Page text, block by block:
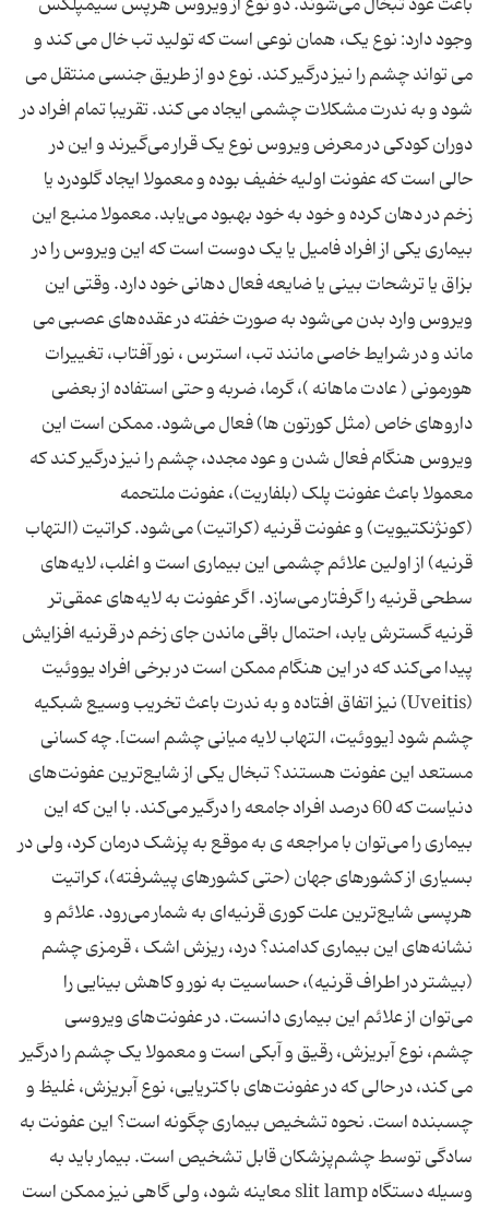
وجود دارد: نوع یک، همان نوعی است که تولید تب خال می کند و
می تواند چشم را نیز درگیر کند. نوع دو از طریق جنسی منتقل می
شود و به ندرت مشکلات چشمی ایجاد می کند. تقریبا تمام افراد در
دوران کودکی در معرض ویروس نوع یک قرار می‌گیرند و این در
حالی است که عفونت اولیه خفیف بوده و معمولا ایجاد گلودرد یا
زخم در دهان کرده و خود به خود بهبود می‌یابد. معمولا منبع این
بیماری یکی از افراد فامیل یا یک دوست است که این ویروس را در
بزاق یا ترشحات بینی یا ضایعه فعال دهانی خود دارد. وقتی این
ویروس وارد بدن می‌شود به صورت خفته در عقده‌های عصبی می
ماند و در شرایط خاصی مانند تب، استرس ، نور آفتاب، تغییرات
هورمونی ( عادت ماهانه )، گرما، ضربه و حتی استفاده از بعضی
داروهای خاص (مثل کورتون ‌ها) فعال می‌شود. ممکن است این
ویروس هنگام فعال شدن و عود مجدد، چشم را نیز درگیر کند که
معمولا باعث عفونت پلک (بلفاریت)، عفونت ملتحمه
(کونژنکتیویت) و عفونت قرنیه (کراتیت) می‌شود. کراتیت (التهاب
قرنیه) از اولین علائم چشمی این بیماری است و اغلب، لایه‌های
سطحی قرنیه را گرفتار می‌سازد. اگر عفونت به لایه‌های عمقی‌تر
قرنیه گسترش یابد، احتمال باقی ماندن جای زخم در قرنیه افزایش
پیدا می‌کند که در این هنگام ممکن است در برخی افراد یووئیت
(Uveitis) نیز اتفاق افتاده و به ندرت باعث تخریب وسیع شبکیه
چشم شود [یووئیت، التهاب لایه میانی چشم است]. چه کسانی
مستعد این عفونت هستند؟ تبخال یکی از شایع‌ترین عفونت‌های
دنیاست که 60 درصد افراد جامعه را درگیر می‌کند. با این که این
بیماری را می‌توان با مراجعه ی به موقع به پزشک درمان کرد، ولی در
بسیاری از کشورهای جهان (حتی کشورهای پیشرفته)، کراتیت
هرپسی شایع‌ترین علت کوری قرنیه‌ای به شمار می‌رود. علائم و
نشانه‌های این بیماری کدامند؟ درد، ریزش اشک ، قرمزی چشم
(بیشتر در اطراف قرنیه)، حساسیت به نور و کاهش بینایی را
می‌توان از علائم این بیماری دانست. در عفونت‌های ویروسی
چشم، نوع آبریزش،‌ رقیق و آبکی است و معمولا یک چشم را درگیر
می کند، در حالی که در عفونت‌های باکتریایی، نوع آبریزش، غلیظ و
چسبنده است. نحوه تشخیص بیماری چگونه است؟ این عفونت به
سادگی توسط چشم‌پزشکان قابل تشخیص است. بیمار باید به
وسیله دستگاه slit lamp معاینه شود، ولی گاهی نیز ممکن است